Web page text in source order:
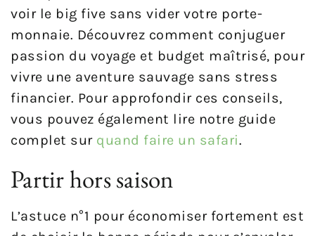
voir le big five sans vider votre porte-
monnaie. Découvrez comment conjuguer
passion du voyage et budget maîtrisé, pour
vivre une aventure sauvage sans stress
financier. Pour approfondir ces conseils,
vous pouvez également lire notre guide
complet sur quand faire un safari.
Partir hors saison
L’astuce n°1 pour économiser fortement est